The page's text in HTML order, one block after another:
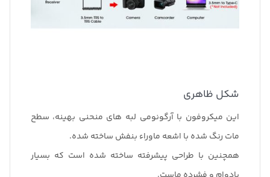
شکل ظاهری
این میکروفون با آرگونومی لبه های منحنی بهینه، سطح
مات رنگ شده با اشعه ماوراء بنفش ساخته شده.
همچنین با طراحی پیشرفته ساخته شده است که بسیار